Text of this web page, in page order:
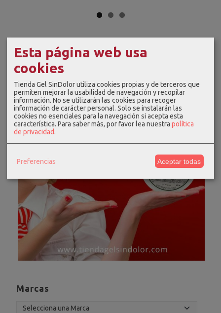
Marcas
Esta página web usa
cookies
Tienda Gel SinDolor utiliza cookies propias y de terceros que
permiten mejorar la usabilidad de navegación y recopilar
información. No se utilizarán las cookies para recoger
información de carácter personal. Solo se instalarán las
cookies no esenciales para la navegación si acepta esta
característica. Para saber más, por favor lea nuestra política
de privacidad.
Preferencias Aceptar todas